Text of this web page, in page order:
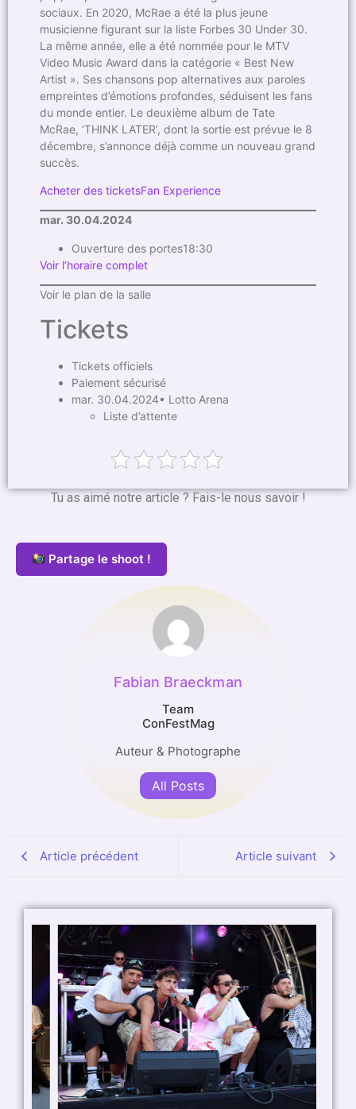
sociaux. En 2020, McRae a été la plus jeune
musicienne figurant sur la liste Forbes 30 Under 30.
La même année, elle a été nommée pour le MTV
Video Music Award dans la catégorie « Best New
Artist ». Ses chansons pop alternatives aux paroles
empreintes d’émotions profondes, séduisent les fans
du monde entier. Le deuxième album de Tate
McRae, ‘THINK LATER’, dont la sortie est prévue le 8
décembre, s’annonce déjà comme un nouveau grand
succès.
Acheter des ticketsFan Experience
mar. 30.04.2024
Ouverture des portes18:30
Voir l’horaire complet
Voir le plan de la salle
Tickets
Tickets officiels
Paiement sécurisé
mar. 30.04.2024• Lotto Arena
Liste d’attente
Tu as aimé notre article ? Fais-le nous savoir !
Partage le shoot !
Fabian Braeckman
Team
ConFestMag
Auteur & Photographe
All Posts
Article précédent Article suivant